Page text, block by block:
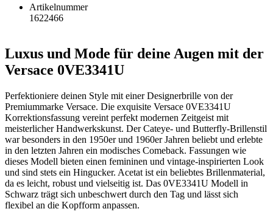
Artikelnummer
1622466
Luxus und Mode für deine Augen mit der
Versace 0VE3341U
Perfektioniere deinen Style mit einer Designerbrille von der
Premiummarke Versace. Die exquisite Versace 0VE3341U
Korrektionsfassung vereint perfekt modernen Zeitgeist mit
meisterlicher Handwerkskunst. Der Cateye- und Butterfly-Brillenstil
war besonders in den 1950er und 1960er Jahren beliebt und erlebte
in den letzten Jahren ein modisches Comeback. Fassungen wie
dieses Modell bieten einen femininen und vintage-inspirierten Look
und sind stets ein Hingucker. Acetat ist ein beliebtes Brillenmaterial,
da es leicht, robust und vielseitig ist. Das 0VE3341U Modell in
Schwarz trägt sich unbeschwert durch den Tag und lässt sich
flexibel an die Kopfform anpassen.